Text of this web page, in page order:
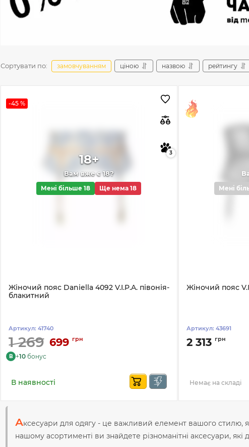
Сортувати по: замовчуванням ціною назвою рейтингу
18+
Вам вже є 18?
Мені більше 18 Ще нема 18
-45 %
3
Жіночий пояс Daniella 4092 V.I.P.A. півонія-
блакитний
Артикул: 41740
1 269 699 грн
B +10 бонус
В наявності
Мені
Жіночий пояс
Артикул: 43691
2 313 грн
Немає на складі
Аксесуари для одягу - це важливий елемент вашого стилю,
нашому асортименті ви знайдете різноманітні аксесуари,